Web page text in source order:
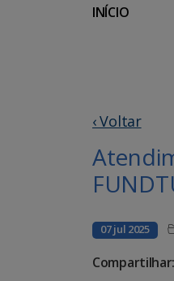
INÍCIO
‹ Voltar
07 jul 2025
Compartilhar: